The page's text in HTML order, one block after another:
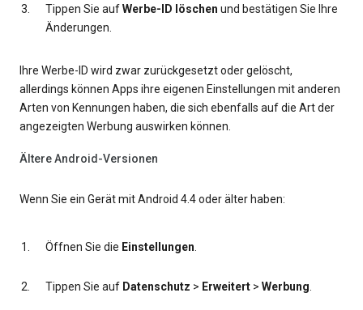
Tippen Sie aufWerbe-ID löschen und bestätigen Sie Ihre
Änderungen.
Ihre Werbe-ID wird zwar zurückgesetzt oder gelöscht,
allerdings können Apps ihre eigenen Einstellungen mit anderen
Arten von Kennungen haben, die sich ebenfalls auf die Art der
angezeigten Werbung auswirken können.
Ältere Android-Versionen
Wenn Sie ein Gerät mit Android 4.4 oder älter haben:
Öffnen Sie die Einstellungen.
Tippen Sie auf Datenschutz > Erweitert > Werbung.